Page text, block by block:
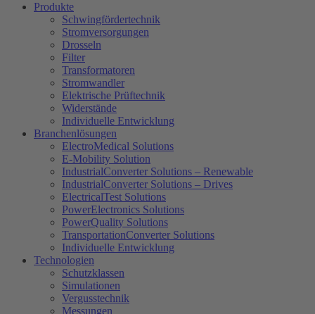
Produkte
Schwingfördertechnik
Stromversorgungen
Drosseln
Filter
Transformatoren
Stromwandler
Elektrische Prüftechnik
Widerstände
Individuelle Entwicklung
Branchenlösungen
ElectroMedical Solutions
E-Mobility Solution
IndustrialConverter Solutions – Renewable
IndustrialConverter Solutions – Drives
ElectricalTest Solutions
PowerElectronics Solutions
PowerQuality Solutions
TransportationConverter Solutions
Individuelle Entwicklung
Technologien
Schutzklassen
Simulationen
Vergusstechnik
Messungen